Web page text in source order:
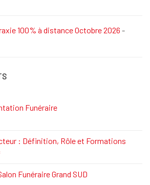
100% à distance Octobre 2026 -
Funéraire
: Définition, Rôle et Formations
sur
Définition,
Rôle
Funéraire Grand SUD